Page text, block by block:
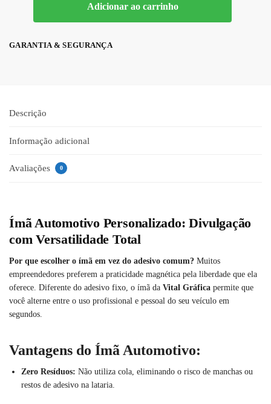
Adicionar ao carrinho
GARANTIA & SEGURANÇA
Descrição
Informação adicional
Avaliações 0
Ímã Automotivo Personalizado: Divulgação
com Versatilidade Total
Por que escolher o ímã em vez do adesivo comum? Muitos
empreendedores preferem a praticidade magnética pela liberdade que ela
oferece. Diferente do adesivo fixo, o ímã da Vital Gráfica permite que
você alterne entre o uso profissional e pessoal do seu veículo em
segundos.
Vantagens do Ímã Automotivo:
Zero Resíduos: Não utiliza cola, eliminando o risco de manchas ou
restos de adesivo na lataria.